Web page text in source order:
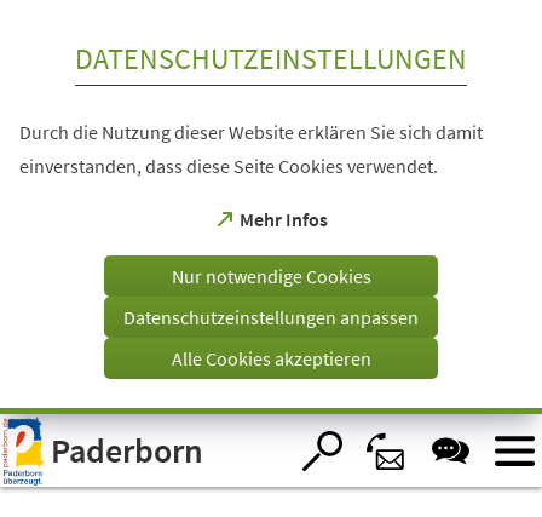
Visuelle
Assistenzsoftware
öffnen.
DATENSCHUTZEINSTELLUNGEN
Durch die Nutzung dieser Website erklären Sie sich damit
einverstanden, dass diese Seite Cookies verwendet.
Mehr Infos
(Öffnet
einem
Tab)
Nur notwendige Cookies
Datenschutzeinstellungen anpassen
Alle Cookies akzeptieren
Paderborn